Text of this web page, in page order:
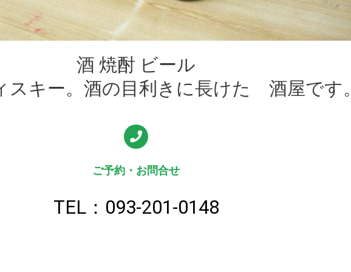
酒 焼酎 ビール
スキー。酒の目利きに長けた 酒屋です。
ご予約・お問合せ
TEL：093-201-0148